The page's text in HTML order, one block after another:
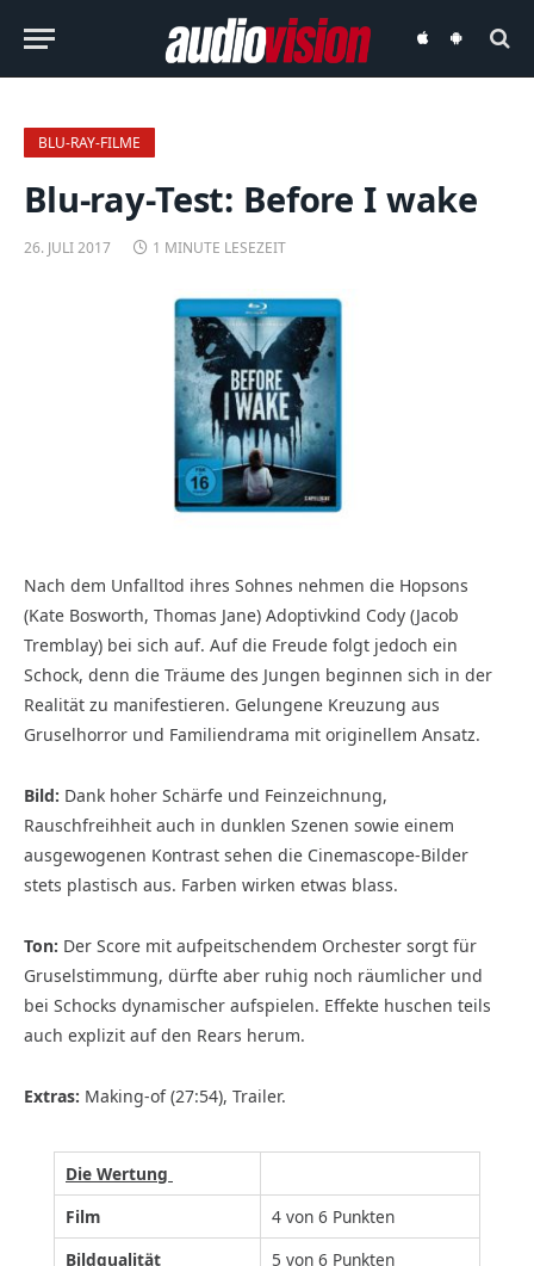
audiovisionaudiovision
BLU-RAY-FILME
Blu-ray-Test: Before I wake
26. JULI 2017 1 MINUTE LESEZEIT
Nach dem Unfalltod ihres Sohnes nehmen die Hopsons
(Kate Bosworth, Thomas Jane) Adoptivkind Cody (Jacob
Tremblay) bei sich auf. Auf die Freude folgt jedoch ein
Schock, denn die Träume des Jungen beginnen sich in der
Realität zu manifestieren. Gelungene Kreuzung aus
Gruselhorror und Familiendrama mit originellem Ansatz.
Bild: Dank hoher Schärfe und Feinzeichnung,
Rauschfreihheit auch in dunklen Szenen sowie einem
ausgewogenen Kontrast sehen die Cinemascope-Bilder
stets plastisch aus. Farben wirken etwas blass.
Ton: Der Score mit aufpeitschendem Orchester sorgt für
Gruselstimmung, dürfte aber ruhig noch räum­licher und
bei Schocks dynamischer aufspielen. Effekte huschen teils
auch explizit auf den Rears herum.
Extras: Making-of (27:54), Trailer.
Die Wertung
Film
4 von 6 Punkten
Bildqualität
5 von 6 Punkten